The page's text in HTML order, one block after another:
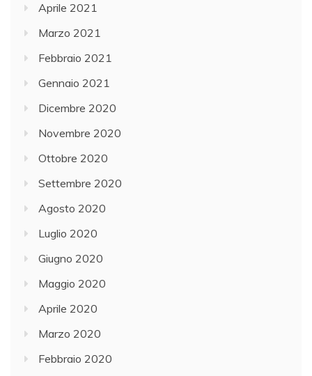
Aprile 2021
Marzo 2021
Febbraio 2021
Gennaio 2021
Dicembre 2020
Novembre 2020
Ottobre 2020
Settembre 2020
Agosto 2020
Luglio 2020
Giugno 2020
Maggio 2020
Aprile 2020
Marzo 2020
Febbraio 2020